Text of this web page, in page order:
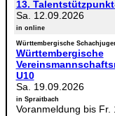
13.
Sa. 12.09.2026
in online
Württembergische
Württembergische
U10
Sa. 19.09.2026
in Spraitbach
Voranmeldung bis Fr.